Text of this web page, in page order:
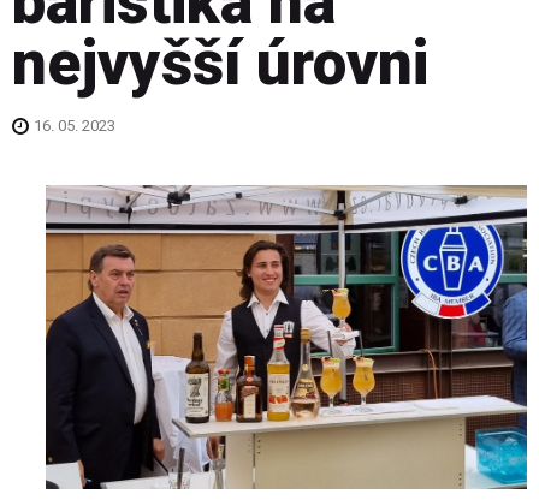
nejvyšší úrovni
16. 05. 2023